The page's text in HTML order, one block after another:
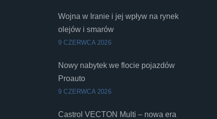
Wojna w Iranie i jej wpływ na rynek
olejów i smarów
9 CZERWCA 2026
Nowy nabytek we flocie pojazdów
Proauto
9 CZERWCA 2026
Castrol VECTON Multi – nowa era